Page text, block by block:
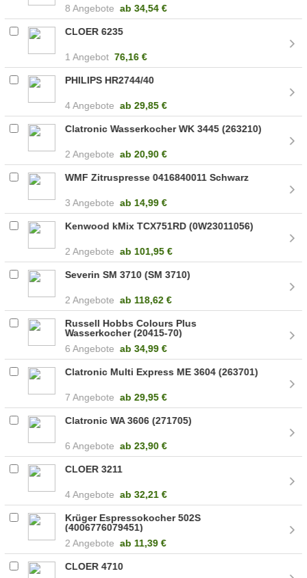
8 Angebote ab 34,54 €
CLOER 6235
1 Angebot 76,16 €
PHILIPS HR2744/40
4 Angebote ab 29,85 €
Clatronic Wasserkocher WK 3445 (263210)
2 Angebote ab 20,90 €
WMF Zitruspresse 0416840011 Schwarz
3 Angebote ab 14,99 €
Kenwood kMix TCX751RD (0W23011056)
2 Angebote ab 101,95 €
Severin SM 3710 (SM 3710)
2 Angebote ab 118,62 €
Russell Hobbs Colours Plus
Wasserkocher (20415-70)
6 Angebote ab 34,99 €
Clatronic Multi Express ME 3604 (263701)
7 Angebote ab 29,95 €
Clatronic WA 3606 (271705)
6 Angebote ab 23,90 €
CLOER 3211
4 Angebote ab 32,21 €
Krüger Espressokocher 502S
(4006776079451)
2 Angebote ab 11,39 €
CLOER 4710